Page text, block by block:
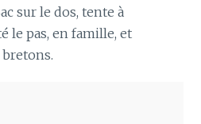
sur le dos, tente à
le pas, en famille, et